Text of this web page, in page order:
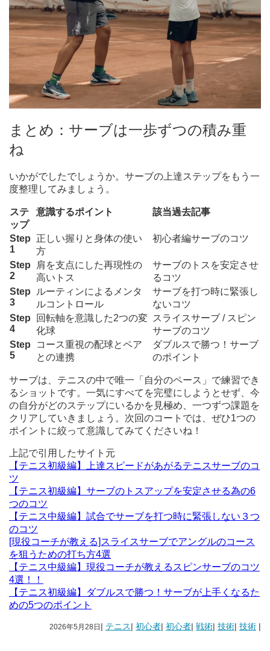
まとめ：サーブは一歩ずつの積み重
ね
いかがでしたでしょうか。サーブの上達ステップをもう一
度整理してみましょう。
ステ
ップ
意識するポイント 該当過去記事
Step
1
正しい握りと身体の使い
方
初心者編サーブのコツ
Step
2
肩を支点にした再現性の
高いトス
サーブのトスを安定させ
るコツ
Step
3
ルーティンによるメンタ
ルコントロール
サーブを打つ時に緊張し
ないコツ
Step
4
回転軸を意識した2つの変
化球
スライスサーブ / スピン
サーブのコツ
Step
5
コース重視の配球とペア
との連携
ダブルスで勝つ！サーブ
のポイント
サーブは、テニスの中で唯一「自分のペース」で練習でき
るショットです。一気にすべてを完璧にしようとせず、今
の自分がどのステップにいるかを見極め、一つずつ課題を
クリアしていきましょう。次回のコートでは、ぜひ1つの
ポイントに絞って意識してみてくださいね！
上記で引用したサイト元
【テニス初級編】上達スピードがあがるテニスサーブのコ
ツ
【テニス初級編】サーブのトスアップを安定させる為の6
つのコツ
【テニス中級編】試合でサーブを打つ時に緊張しない３つ
のコツ
[現役コーチが教える]スライスサーブでアングルのコース
を狙うための打ち方4選
【テニス中級編】現役コーチが教えるスピンサーブのコツ
4選！！
【テニス初級編】ダブルスで勝つ！サーブが上手くなるた
めの5つのポイント
2026年5月28日 | テニス| 初心者| 初心者| 戦術| 技術| 技術 |